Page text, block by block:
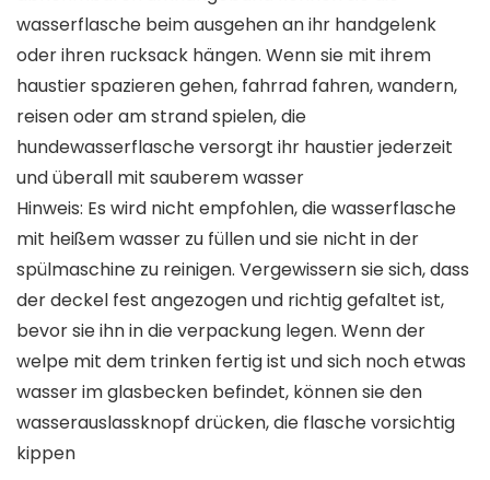
wasserflasche beim ausgehen an ihr handgelenk
oder ihren rucksack hängen. Wenn sie mit ihrem
haustier spazieren gehen, fahrrad fahren, wandern,
reisen oder am strand spielen, die
hundewasserflasche versorgt ihr haustier jederzeit
und überall mit sauberem wasser
Hinweis: Es wird nicht empfohlen, die wasserflasche
mit heißem wasser zu füllen und sie nicht in der
spülmaschine zu reinigen. Vergewissern sie sich, dass
der deckel fest angezogen und richtig gefaltet ist,
bevor sie ihn in die verpackung legen. Wenn der
welpe mit dem trinken fertig ist und sich noch etwas
wasser im glasbecken befindet, können sie den
wasserauslassknopf drücken, die flasche vorsichtig
kippen